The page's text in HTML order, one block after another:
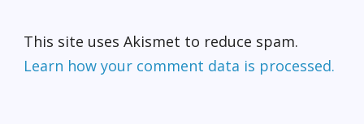
This site uses Akismet to reduce spam.
Learn how your comment data is processed.